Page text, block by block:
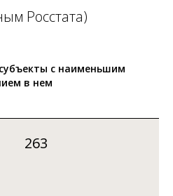
Росстата)
с наименьшим
в нем
263